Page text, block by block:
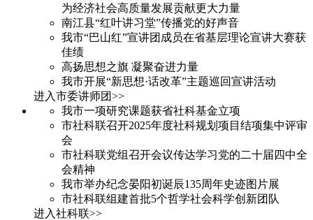
为经济社会高质量发展贡献更大力量
南江县“红叶讲习堂”传播党的好声音
我市“巴山红”宣讲团成员在省基层理论宣讲大赛获
佳绩
高扬思想之旗 凝聚奋进力量
我市开展“新思想·话改革”主题巡回宣讲活动
进入市委讲师团>>
我市一项研究课题获省社科基金立项
市社科联召开2025年度社科规划项目结项集中评审
会
市社科联党组召开会议传达学习党的二十届四中全
会精神
我市举办纪念晏阳初诞辰135周年史迹图片展
市社科联组建首批5个哲学社会科学创新团队
进入社科联>>